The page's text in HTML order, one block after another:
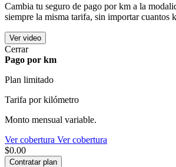
Cambia tu seguro de pago por km a la
siempre la misma tarifa, sin importar cuantos
Ver video
Cerrar
Pago por km
Plan limitado
Tarifa por kilómetro
Monto mensual variable.
Ver cobertura Ver cobertura
$0.00
Contratar plan